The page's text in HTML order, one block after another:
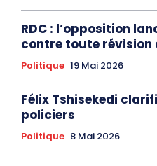
RDC : l’opposition
contre toute révision
Politique 19 Mai 2026
Félix Tshisekedi
policiers
Politique 8 Mai 2026